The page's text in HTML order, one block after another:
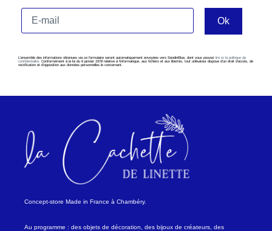
L’ensemble des informations obtenues via ce formulaire seront automatiquement envoyées vers SendinBlue, dont vous pouvez lire ici la politique de
confidentialité . Conformément à la loi du 6 janvier 1978 relative à l’informatique, aux fichiers et aux libertés, tout utilisateur dispose d’un droit d’accès, de
rectification et d’opposition aux données personnelles le concernant.
Concept-store Made in France à Chambéry.
Au programme : des objets de décoration, des bijoux de créateurs, des